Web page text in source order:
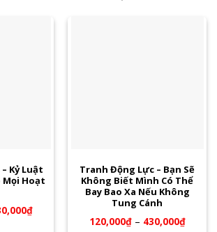
Kỷ Luật
Mọi Hoạt
₫
Tranh Động Lực – Bạn Sẽ
Không Biết Mình Có Thể
Bay Bao Xa Nếu Không
Tung Cánh
120,000₫– 430,000₫